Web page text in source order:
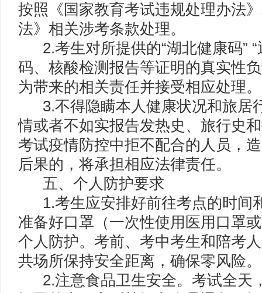
按照《国家教育考试违规处理办法
法》相关涉考条款处理。
2.考生对所提供的“湖北健康码” “
码、核酸检测报告等证明的真实性
为带来的相关责任并接受相应处理。
3.不得隐瞒本人健康状况和旅居
情或者不如实报告发热史、旅行史
考试疫情防控中拒不配合的人员，
后果的，将承担相应法律责任。
五、个人防护要求
1.考生应安排好前往考点的时间
准备好口罩（一次性使用医用口罩
个人防护。考前、考中考生和陪考
共场所保持安全距离，确保零风险。
2.注意食品卫生安全。考试全天